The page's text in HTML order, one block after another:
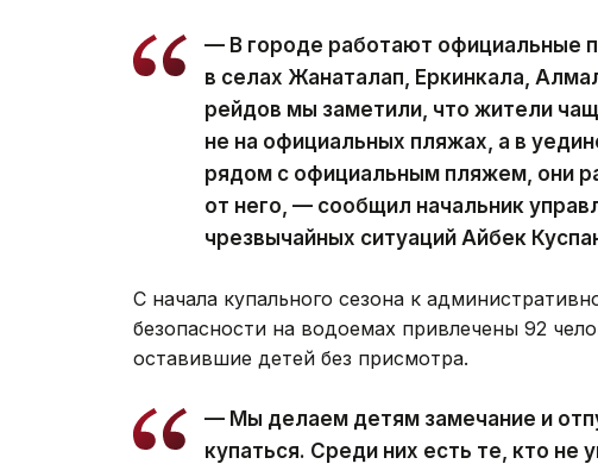
— В городе работают официальные
в селах Жанаталап, Еркинкала,
рейдов мы заметили, что жители
не на официальных пляжах, а в
рядом с официальным пляжем, они
от него, — сообщил начальник
чрезвычайных ситуаций Айбек
С начала купального сезона к
безопасности на водоемах привлечены 92
оставившие детей без присмотра.
— Мы делаем детям замечание и
купаться. Среди них есть те, кто не